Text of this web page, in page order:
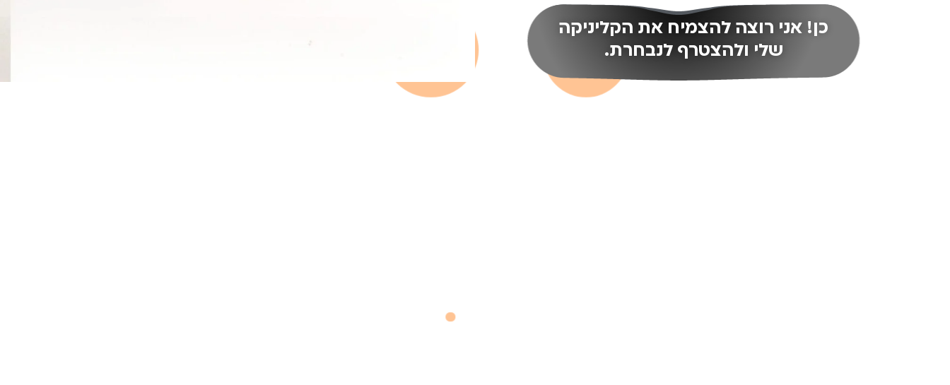
כן! אני רוצה להצמיח את הקליניקה
שלי ולהצטרף לנבחרת.